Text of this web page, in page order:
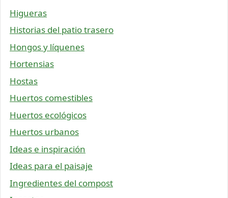
Higueras
Historias del patio trasero
Hongos y líquenes
Hortensias
Hostas
Huertos comestibles
Huertos ecológicos
Huertos urbanos
Ideas e inspiración
Ideas para el paisaje
Ingredientes del compost